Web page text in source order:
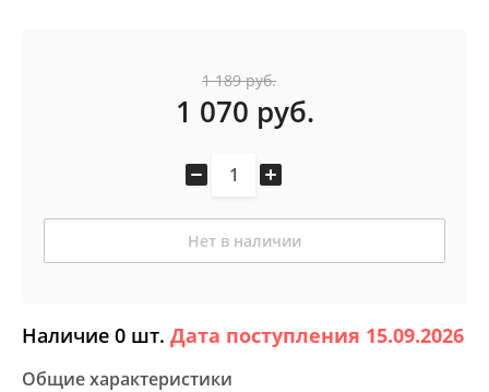
1 189руб.
1 070 руб.
Нет в наличии
Наличие 0 шт. Дата поступления 15.09.2026
Общие характеристики